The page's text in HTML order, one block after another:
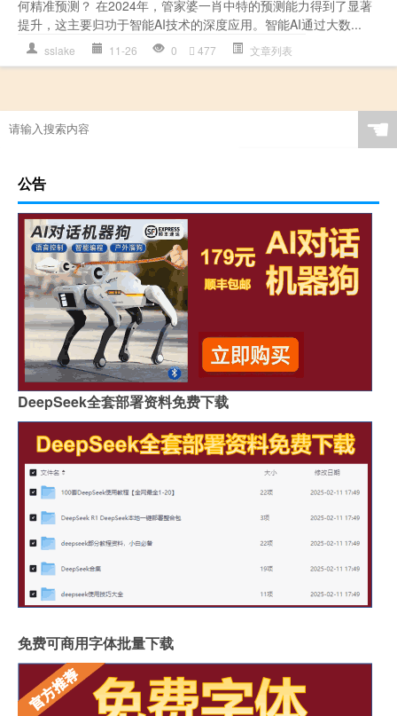
何精准预测？ 在2024年，管家婆一肖中特的预测能力得到了显著
提升，这主要归功于智能AI技术的深度应用。智能AI通过大数...
sslake 11-26 0 477 文章列表
☚
公告
DeepSeek全套部署资料免费下载
免费可商用字体批量下载